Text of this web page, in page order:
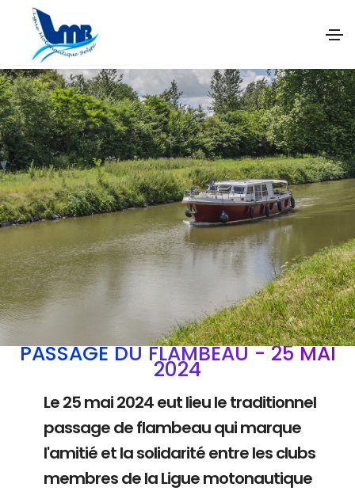
PASSAGE DU FLAMBEAU - 25 MAI
2024
Le 25 mai 2024 eut lieu le traditionnel
passage de flambeau qui marque
l'amitié et la solidarité entre les clubs
membres de la Ligue motonautique